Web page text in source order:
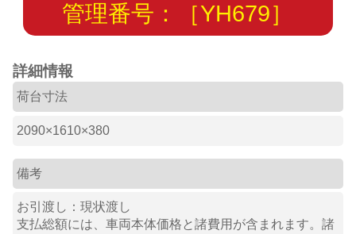
管理番号：［YH679］
詳細情報
荷台寸法
2090×1610×380
備考
お引渡し：現状渡し
支払総額には、車両本体価格と諸費用が含まれます。諸